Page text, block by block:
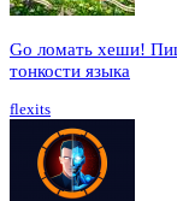
Go ломать хеши!
тонкости языка
flexits